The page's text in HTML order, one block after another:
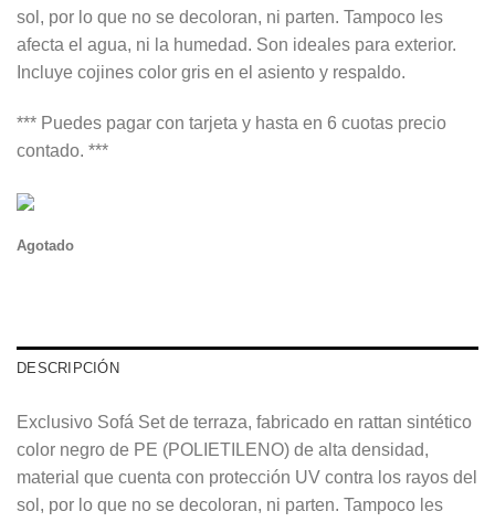
sol, por lo que no se decoloran, ni parten. Tampoco les
afecta el agua, ni la humedad. Son ideales para exterior.
Incluye cojines color gris en el asiento y respaldo.
*** Puedes pagar con tarjeta y hasta en 6 cuotas precio
contado. ***
Agotado
DESCRIPCIÓN
Exclusivo Sofá Set de terraza, fabricado en rattan sintético
color negro de PE (POLIETILENO) de alta densidad,
material que cuenta con protección UV contra los rayos del
sol, por lo que no se decoloran, ni parten. Tampoco les